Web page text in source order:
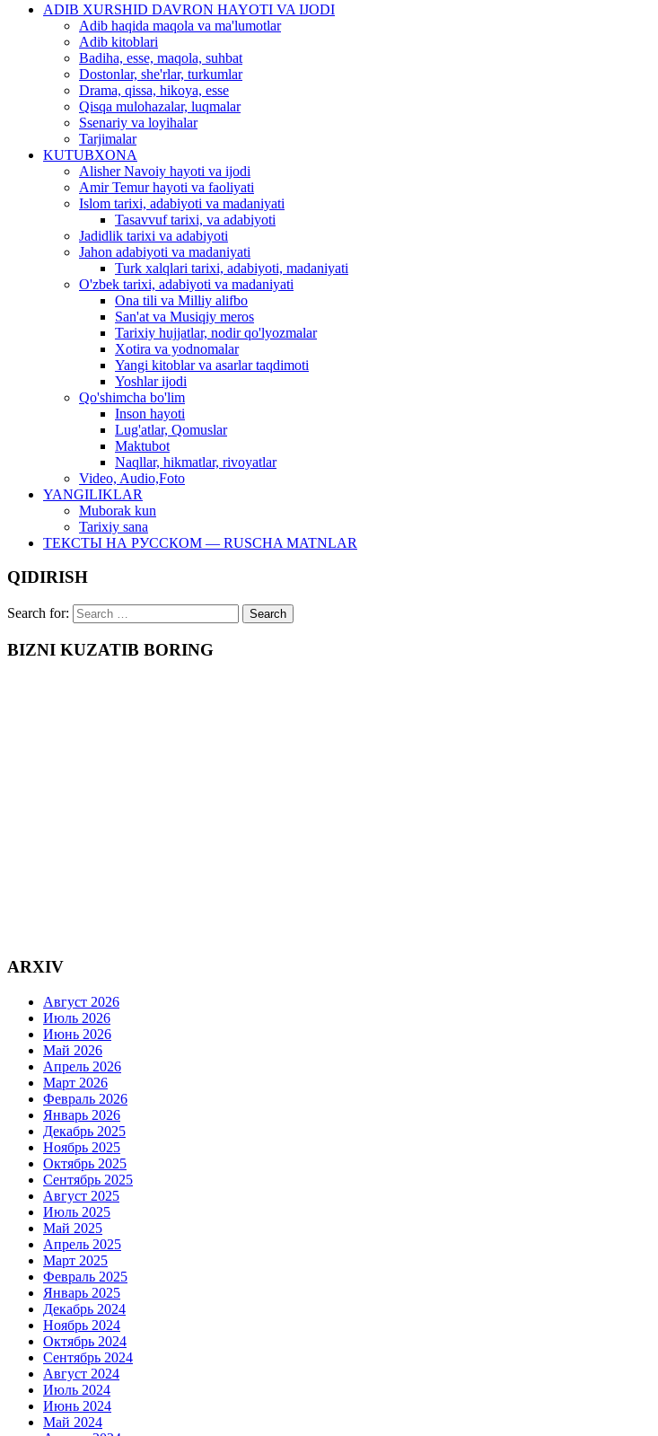
ADIB XURSHID DAVRON HAYOTI VA IJODI
Adib haqida maqola va ma'lumotlar
Adib kitoblari
Badiha, esse, maqola, suhbat
Dostonlar, she'rlar, turkumlar
Drama, qissa, hikoya, esse
Qisqa mulohazalar, luqmalar
Ssenariy va loyihalar
Tarjimalar
KUTUBXONA
Alisher Navoiy hayoti va ijodi
Amir Temur hayoti va faoliyati
Islom tarixi, adabiyoti va madaniyati
Tasavvuf tarixi, va adabiyoti
Jadidlik tarixi va adabiyoti
Jahon adabiyoti va madaniyati
Turk xalqlari tarixi, adabiyoti, madaniyati
O'zbek tarixi, adabiyoti va madaniyati
Ona tili va Milliy alifbo
San'at va Musiqiy meros
Tarixiy hujjatlar, nodir qo'lyozmalar
Xotira va yodnomalar
Yangi kitoblar va asarlar taqdimoti
Yoshlar ijodi
Qo'shimcha bo'lim
Inson hayoti
Lug'atlar, Qomuslar
Maktubot
Naqllar, hikmatlar, rivoyatlar
Video, Audio,Foto
YANGILIKLAR
Muborak kun
Tarixiy sana
ТЕКСТЫ НА РУССКОМ — RUSCHA MATNLAR
QIDIRISH
Search for:
BIZNI KUZATIB BORING
ARXIV
Август 2026
Июль 2026
Июнь 2026
Май 2026
Апрель 2026
Март 2026
Февраль 2026
Январь 2026
Декабрь 2025
Ноябрь 2025
Октябрь 2025
Сентябрь 2025
Август 2025
Июль 2025
Май 2025
Апрель 2025
Март 2025
Февраль 2025
Январь 2025
Декабрь 2024
Ноябрь 2024
Октябрь 2024
Сентябрь 2024
Август 2024
Июль 2024
Июнь 2024
Май 2024